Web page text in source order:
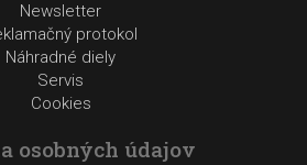
Newsletter
protokol
Náhradné diely
Servis
Cookies
osobných údajov